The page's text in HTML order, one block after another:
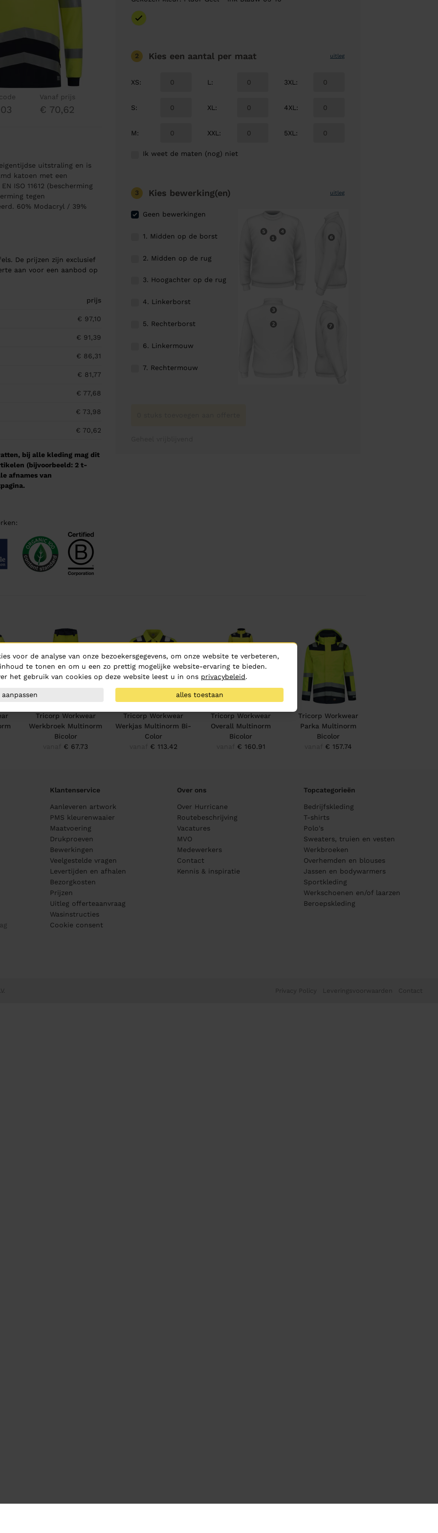
Vanaf prijs
€ 70,62
uitstraling en is
katoen met een
ISO 11612 (bescherming
tegen
60% Modacryl / 39%
De prijzen zijn exclusief
aan voor een aanbod op
prijs
€ 97,10
€ 91,39
€ 86,31
€ 81,77
€ 77,68
€ 73,98
€ 70,62
bij alle kleding mag dit
(bijvoorbeeld: 2 t-
afnames van
2 Kies een aantal per maat uitleg
XS:
S:
M:
L :
XL :
XXL :
3XL :
4XL :
5XL :
Ik weet de maten (nog) niet
3 Kies bewerking(en) uitleg
Geen bewerkingen
1. Midden op de borst
2. Midden op de rug
3. Hoogachter op de rug
4. Linkerborst
5. Rechterborst
6. Linkermouw
7. Rechtermouw
Tricorp Workwear
Werkbroek Multinorm
Bicolor
€ 67.73
Tricorp Workwear
Werkjas Multinorm Bi-
Color
€ 113.42
Tricorp Workwear
Overall Multinorm
Bicolor
€ 160.91
Tricorp Workwear
Parka Multinorm
Bicolor
€ 157.74
Klantenservice
Aanleveren artwork
PMS kleurenwaaier
Maatvoering
Drukproeven
Bewerkingen
Veelgestelde vragen
Levertijden en afhalen
Bezorgkosten
Prijzen
Uitleg offerteaanvraag
Wasinstructies
Cookie consent
Over ons
Over Hurricane
Routebeschrijving
Vacatures
MVO
Medewerkers
Contact
Kennis & inspiratie
Topcategorieën
Bedrijfskleding
T-shirts
Polo's
Sweaters, truien en vesten
Werkbroeken
Overhemden en blouses
Jassen en bodywarmers
Sportkleding
Werkschoenen en/of laarzen
Beroepskleding
Privacy Policy Leveringsvoorwaarden Contact
voor de analyse van onze bezoekersgegevens, om onze website te verbeteren,
te tonen en om u een zo prettig mogelijke website-ervaring te bieden.
het gebruik van cookies op deze website leest u in ons privacybeleid.
aanpassen alles toestaan